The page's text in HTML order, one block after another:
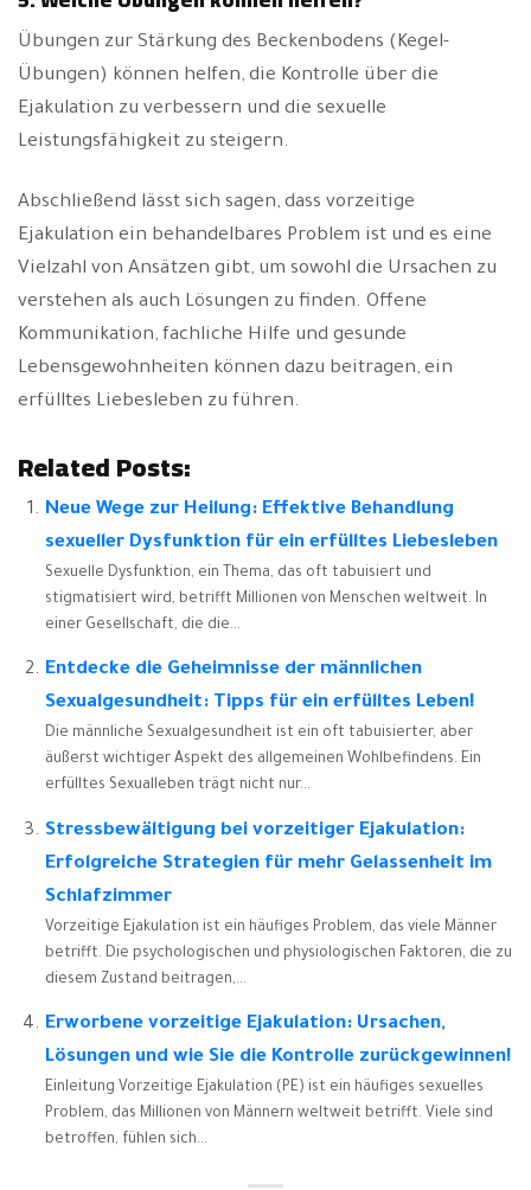
Übungen zur Stärkung des Beckenbodens (Kegel-
Übungen) können helfen, die Kontrolle über die
Ejakulation zu verbessern und die sexuelle
Leistungsfähigkeit zu steigern.
Abschließend lässt sich sagen, dass vorzeitige
Ejakulation ein behandelbares Problem ist und es eine
Vielzahl von Ansätzen gibt, um sowohl die Ursachen zu
verstehen als auch Lösungen zu finden. Offene
Kommunikation, fachliche Hilfe und gesunde
Lebensgewohnheiten können dazu beitragen, ein
erfülltes Liebesleben zu führen.
Related Posts:
Neue Wege zur Heilung: Effektive Behandlung
sexueller Dysfunktion für ein erfülltes Liebesleben
Sexuelle Dysfunktion, ein Thema, das oft tabuisiert und
stigmatisiert wird, betrifft Millionen von Menschen weltweit. In
einer Gesellschaft, die die...
Entdecke die Geheimnisse der männlichen
Sexualgesundheit: Tipps für ein erfülltes Leben!
Die männliche Sexualgesundheit ist ein oft tabuisierter, aber
äußerst wichtiger Aspekt des allgemeinen Wohlbefindens. Ein
erfülltes Sexualleben trägt nicht nur...
Stressbewältigung bei vorzeitiger Ejakulation:
Erfolgreiche Strategien für mehr Gelassenheit im
Schlafzimmer
Vorzeitige Ejakulation ist ein häufiges Problem, das viele Männer
betrifft. Die psychologischen und physiologischen Faktoren, die zu
diesem Zustand beitragen,...
Erworbene vorzeitige Ejakulation: Ursachen,
Lösungen und wie Sie die Kontrolle zurückgewinnen!
Einleitung Vorzeitige Ejakulation (PE) ist ein häufiges sexuelles
Problem, das Millionen von Männern weltweit betrifft. Viele sind
betroffen, fühlen sich...